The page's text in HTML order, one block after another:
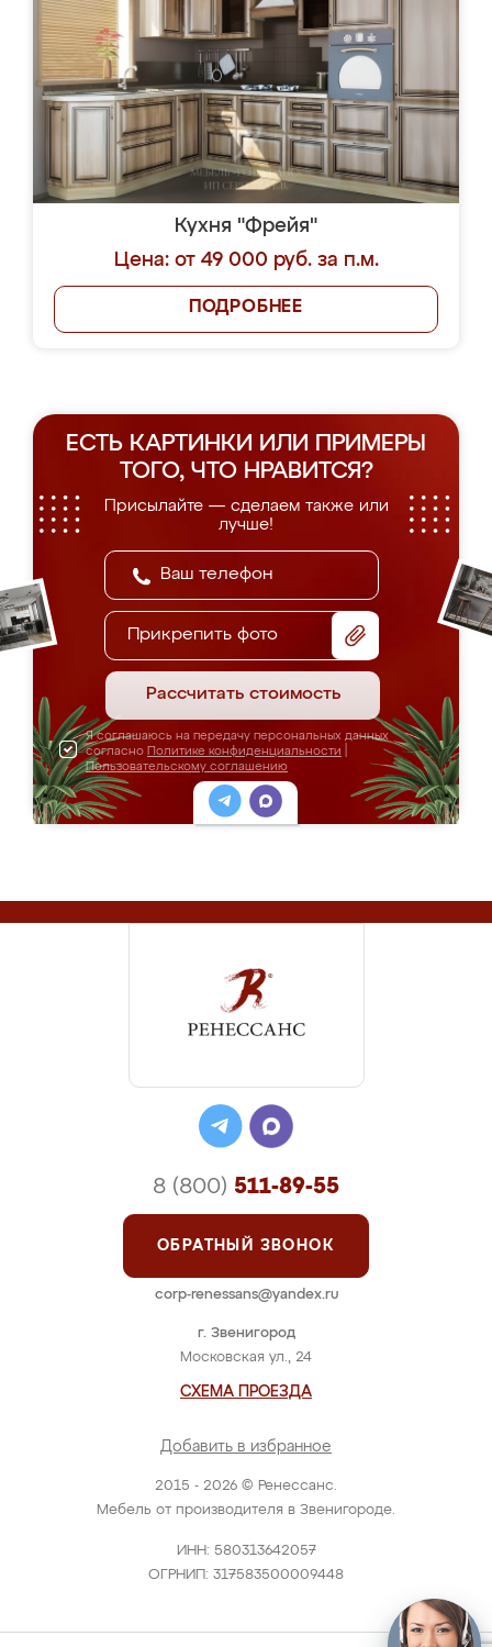
Кухня "Фрейя"
Цена: от 49 000 руб. за п.м.
ПОДРОБНЕЕ
ЕСТЬ КАРТИНКИ ИЛИ ПРИМЕРЫ
ТОГО, ЧТО НРАВИТСЯ?
Присылайте — сделаем также или
лучше!
Прикрепить фото
Рассчитать стоимость
Я соглашаюсь на передачу персональных данных
согласно Политике конфиденциальности
Пользовательскому соглашению
2015 - 2026 © Ренессанс.
Мебель от производителя в Звенигороде.
ИНН: 580313642057
ОГРНИП: 317583500009448
г. Звенигород
Московская ул., 24
СХЕМА ПРОЕЗДА
Добавить в избранное
8 (800) 511-89-55
ОБРАТНЫЙ ЗВОНОК
corp-renessans@yandex.ru